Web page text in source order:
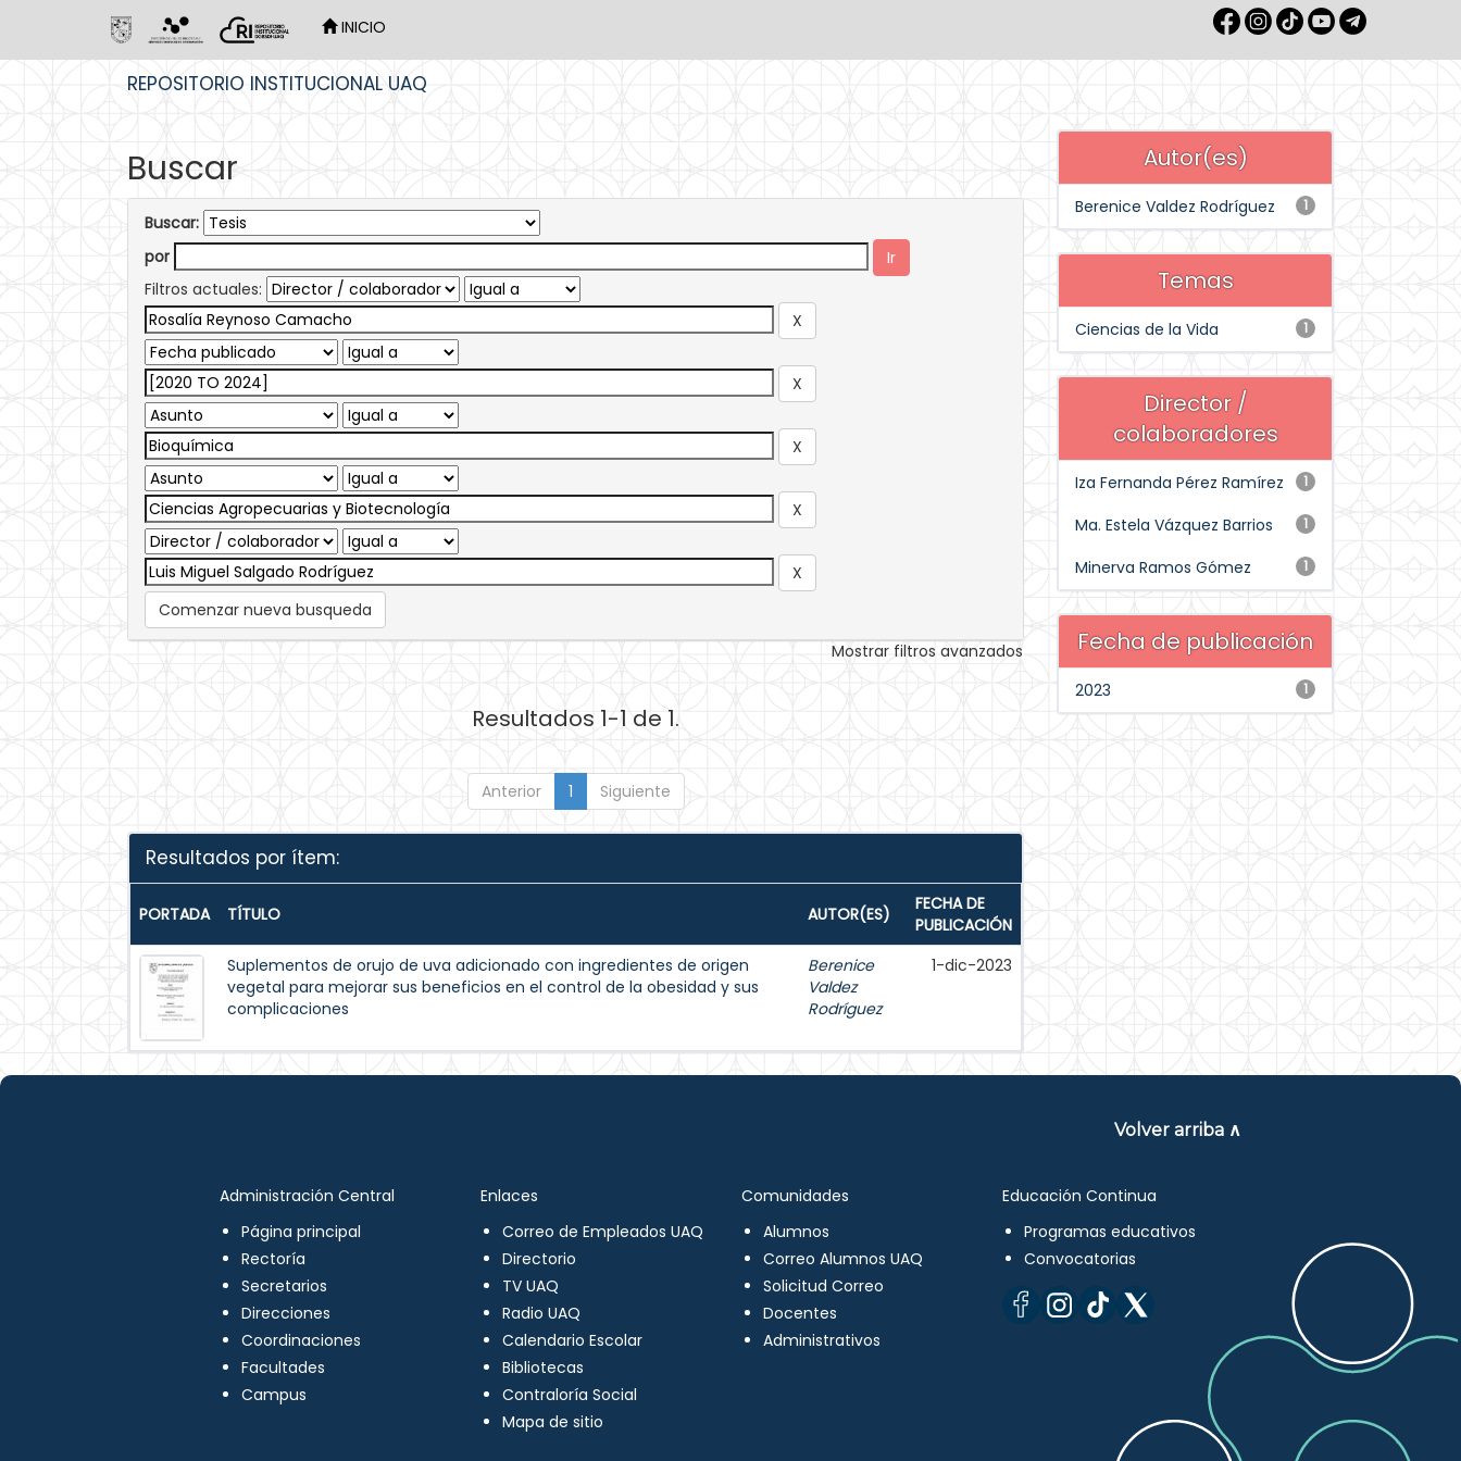
INICIO
REPOSITORIO INSTITUCIONAL UAQ
Buscar
Buscar:
por
Filtros actuales:
Comenzar nueva busqueda
Mostrar filtros avanzados
Resultados 1-1 de 1.
Anterior 1 Siguiente
Resultados por ítem:
PORTADA TÍTULO AUTOR(ES)
FECHA DE
PUBLICACIÓN
Suplementos de orujo de uva adicionado con ingredientes de origen
vegetal para mejorar sus beneficios en el control de la obesidad y sus
complicaciones
Berenice
Valdez
Rodríguez
1-dic-2023
Autor(es)
1
Berenice Valdez Rodríguez
Temas
1
Ciencias de la Vida
Director /
colaboradores
1
Iza Fernanda Pérez Ramírez
1
Ma. Estela Vázquez Barrios
1
Minerva Ramos Gómez
Fecha de publicación
1
2023
Volver arriba ∧
Administración Central
Página principal
Rectoría
Secretarios
Direcciones
Coordinaciones
Facultades
Campus
Enlaces
Correo de Empleados UAQ
Directorio
TV UAQ
Radio UAQ
Calendario Escolar
Bibliotecas
Contraloría Social
Mapa de sitio
Comunidades
Alumnos
Correo Alumnos UAQ
Solicitud Correo
Docentes
Administrativos
Educación Continua
Programas educativos
Convocatorias